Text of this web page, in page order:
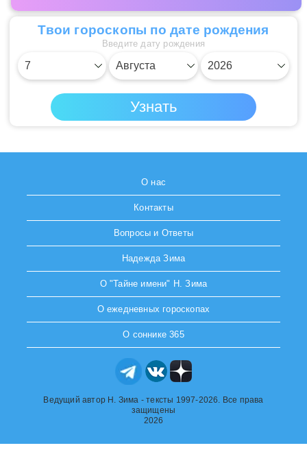
Твои гороскопы по дате рождения
Введите дату рождения
О нас
Контакты
Вопросы и Ответы
Надежда Зима
О "Тайне имени" Н. Зима
О ежедневных гороскопах
О соннике 365
Ведущий автор Н. Зима - тексты 1997-2026. Все права
защищены
2026